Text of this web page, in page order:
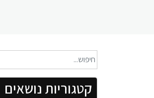
טקסט חופשי...
קטגוריות נושאים